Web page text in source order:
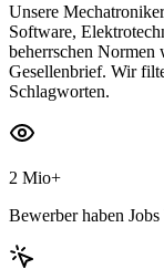
Unsere
Software,
beherrschen
Gesellenbrief. Wir
Schlagworten.
2 Mio+
Bewerber haben Jobs